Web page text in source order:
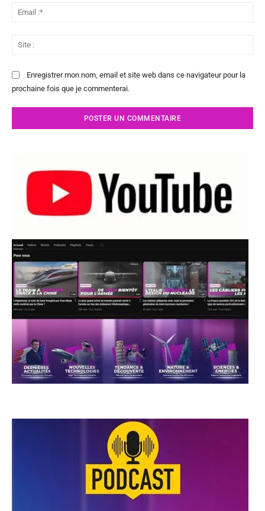
Enregistrer mon nom, email et site web dans ce navigateur pour la
prochaine fois que je commenterai.